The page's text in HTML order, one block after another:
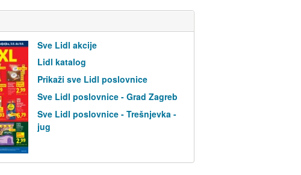
Sve Lidl akcije
Lidl katalog
Prikaži sve Lidl poslovnice
Sve Lidl poslovnice - Grad Zagreb
Sve Lidl poslovnice - Trešnjevka -
jug